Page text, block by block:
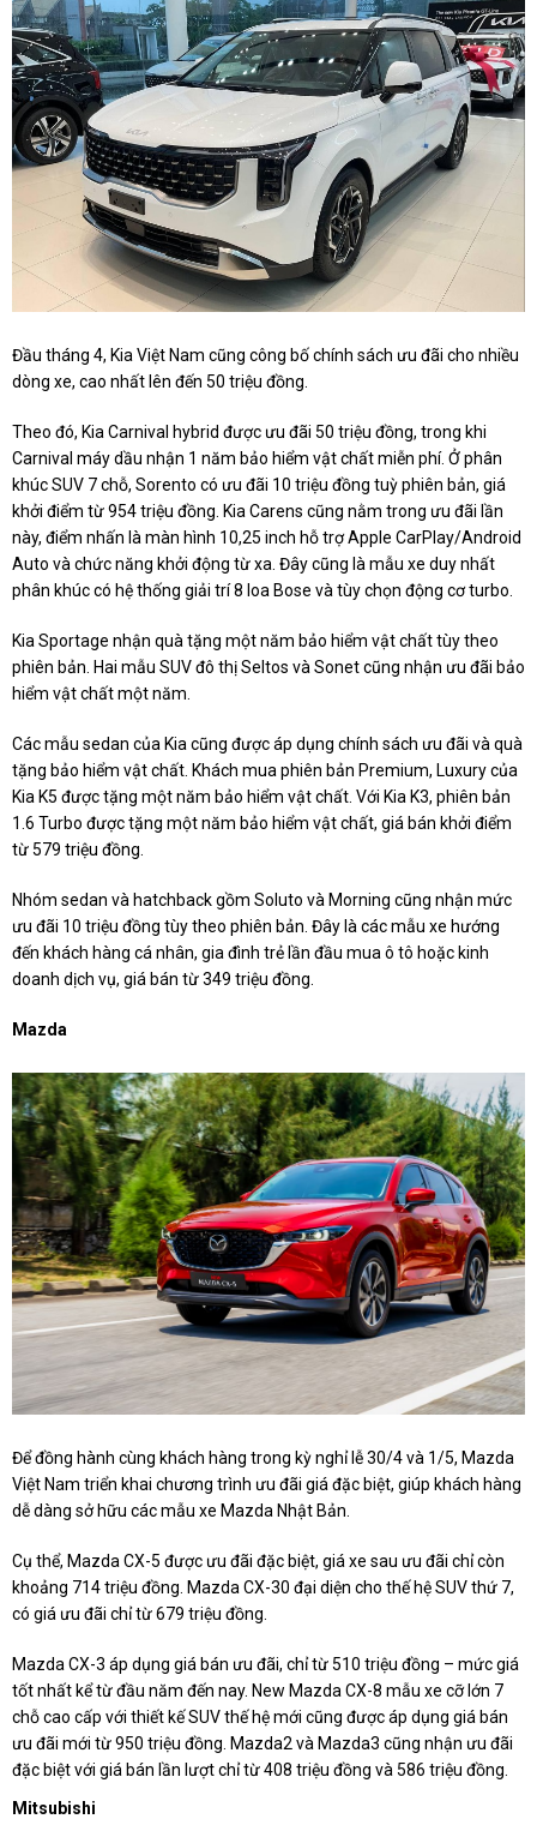
Đầu tháng 4, Kia Việt Nam cũng công bố chính sách ưu đãi cho nhiều
dòng xe, cao nhất lên đến 50 triệu đồng.
Theo đó, Kia Carnival hybrid được ưu đãi 50 triệu đồng, trong khi
Carnival máy dầu nhận 1 năm bảo hiểm vật chất miễn phí. Ở phân
khúc SUV 7 chỗ, Sorento có ưu đãi 10 triệu đồng tuỳ phiên bản, giá
khởi điểm từ 954 triệu đồng. Kia Carens cũng nằm trong ưu đãi lần
này, điểm nhấn là màn hình 10,25 inch hỗ trợ Apple CarPlay/Android
Auto và chức năng khởi động từ xa. Đây cũng là mẫu xe duy nhất
phân khúc có hệ thống giải trí 8 loa Bose và tùy chọn động cơ turbo.
Kia Sportage nhận quà tặng một năm bảo hiểm vật chất tùy theo
phiên bản. Hai mẫu SUV đô thị Seltos và Sonet cũng nhận ưu đãi bảo
hiểm vật chất một năm.
Các mẫu sedan của Kia cũng được áp dụng chính sách ưu đãi và quà
tặng bảo hiểm vật chất. Khách mua phiên bản Premium, Luxury của
Kia K5 được tặng một năm bảo hiểm vật chất. Với Kia K3, phiên bản
1.6 Turbo được tặng một năm bảo hiểm vật chất, giá bán khởi điểm
từ 579 triệu đồng.
Nhóm sedan và hatchback gồm Soluto và Morning cũng nhận mức
ưu đãi 10 triệu đồng tùy theo phiên bản. Đây là các mẫu xe hướng
đến khách hàng cá nhân, gia đình trẻ lần đầu mua ô tô hoặc kinh
doanh dịch vụ, giá bán từ 349 triệu đồng.
Mazda
Để đồng hành cùng khách hàng trong kỳ nghỉ lễ 30/4 và 1/5, Mazda
Việt Nam triển khai chương trình ưu đãi giá đặc biệt, giúp khách hàng
dễ dàng sở hữu các mẫu xe Mazda Nhật Bản.
Cụ thể, Mazda CX-5 được ưu đãi đặc biệt, giá xe sau ưu đãi chỉ còn
khoảng 714 triệu đồng. Mazda CX-30 đại diện cho thế hệ SUV thứ 7,
có giá ưu đãi chỉ từ 679 triệu đồng.
Mazda CX-3 áp dụng giá bán ưu đãi, chỉ từ 510 triệu đồng – mức giá
tốt nhất kể từ đầu năm đến nay. New Mazda CX-8 mẫu xe cỡ lớn 7
chỗ cao cấp với thiết kế SUV thế hệ mới cũng được áp dụng giá bán
ưu đãi mới từ 950 triệu đồng. Mazda2 và Mazda3 cũng nhận ưu đãi
đặc biệt với giá bán lần lượt chỉ từ 408 triệu đồng và 586 triệu đồng.
Mitsubishi